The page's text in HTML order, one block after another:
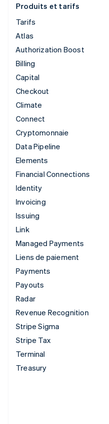
Produits et tarifs
Tarifs
Atlas
Authorization Boost
Billing
Capital
Checkout
Climate
Connect
Cryptomonnaie
Data Pipeline
Elements
Financial Connections
Identity
Invoicing
Issuing
Link
Managed Payments
Liens de paiement
Payments
Payouts
Radar
Revenue Recognition
Stripe Sigma
Stripe Tax
Terminal
Treasury